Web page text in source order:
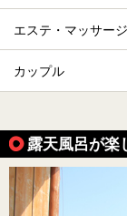
エステ・マッサージ
カップル
露天風呂が楽